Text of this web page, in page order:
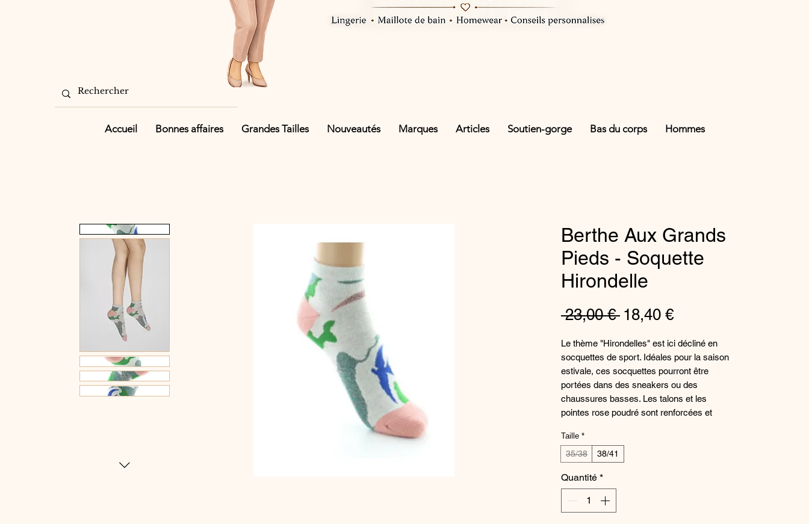
Accueil Bonnes affaires Grandes Tailles Nouveautés Marques Articles Soutien-gorge Bas du corps Hommes
Berthe Aux Grands
Pieds - Soquette
Hirondelle
23,00 € Prix
18,40 €Prix
Le thème "Hirondelles" est ici décliné en
socquettes de sport. Idéales pour la saison
estivale, ces socquettes pourront être
portées dans des sneakers ou des
chaussures basses. Les talons et les
pointes rose poudré sont renforcées et
bouclette fait ainsi office de petit "air-bag"
et permet de réduire la sensation de choc
écru est agrémenté d'un fil doré brillant.
Les tons clairs et poudrés apportent
Taille *
35/38 38/41
Quantité *